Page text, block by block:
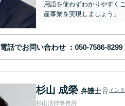
用語を使わずわかりやすく
産事業を実現しましょう」
電話でお問い合わせ
杉山 成榮 弁護士 イン
杉山法律事務所